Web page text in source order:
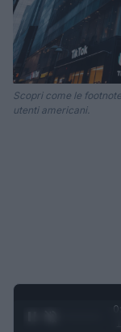
Scopri come le
utenti americani.